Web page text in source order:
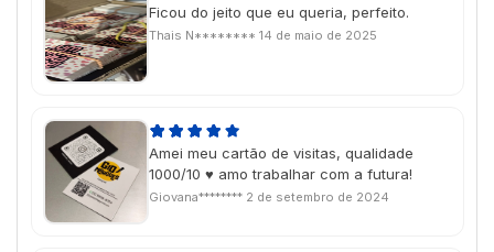
Ficou do jeito que eu queria, perfeito.
Thais N******** 14 de maio de 2025
Amei meu cartão de visitas, qualidade
1000/10 ♥ amo trabalhar com a futura!
Giovana******** 2 de setembro de 2024